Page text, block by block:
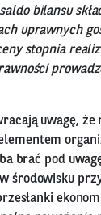
bilansu
uprawnych
stopnia
uwagę, że
brać pod
środowisku